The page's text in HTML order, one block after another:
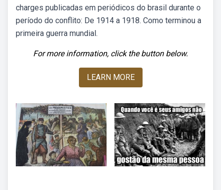
charges publicadas em periódicos do brasil durante o
período do conflito: De 1914 a 1918. Como terminou a
primeira guerra mundial.
For more information, click the button below.
LEARN MORE